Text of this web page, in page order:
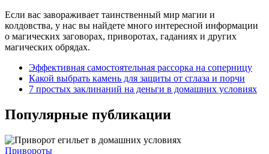
Если вас завораживает таинственный мир магии и
колдовства, у нас вы найдете много интересной информации
о магических заговорах, приворотах, гаданиях и других
магических обрядах.
Эффективная самостоятельная рассорка на соперницу
Какой выбрать камень для защиты от сглаза и порчи
7 простых заклинаний на деньги в домашних условиях
Популярные публикации
Привороты